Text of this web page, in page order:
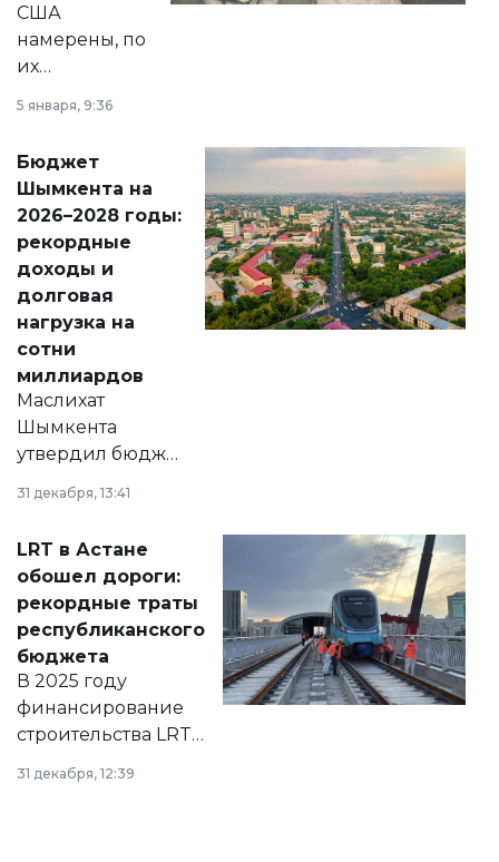
США
намерены, по
их
принести
народу
Венесуэлы.
5 января, 9:36
Бюджет
Шымкента на
2026–2028 годы:
рекордные
доходы и
долговая
нагрузка на
сотни
миллиардов
Маслихат
Шымкента
утвердил бюджет
города на 2026–
2028 годы.
документ
появился в базе
нормативных
правовых актов и
на сайте маслихат
города.
31 декабря, 13:41
LRT в Астане
обошел дороги:
рекордные траты
республиканского
бюджета
В 2025 году
финансирование
строительства LRT
в Астане из
республиканского
31 декабря, 12:39